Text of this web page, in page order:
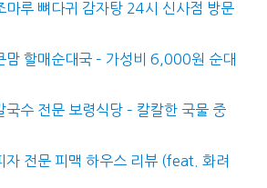
마루 뼈다귀 감자탕 24시 신사점 방문
맘 할매순대국 – 가성비 6,000원 순대
국수 전문 보령식당 – 칼칼한 국물 중
자 전문 피맥 하우스 리뷰 (feat. 화려